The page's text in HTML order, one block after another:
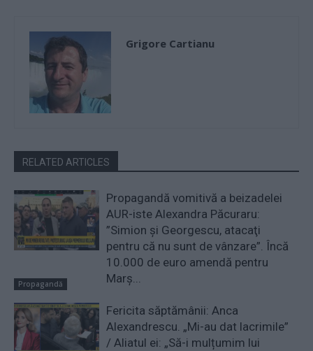
Grigore Cartianu
RELATED ARTICLES
Propagandă
Propagandă vomitivă a beizadelei
AUR-iste Alexandra Păcuraru:
”Simion şi Georgescu, atacaţi
pentru că nu sunt de vânzare”. Încă
10.000 de euro amendă pentru
Marș...
Fericita săptămânii: Anca
Alexandrescu. „Mi-au dat lacrimile”
/ Aliatul ei: „Să-i mulțumim lui